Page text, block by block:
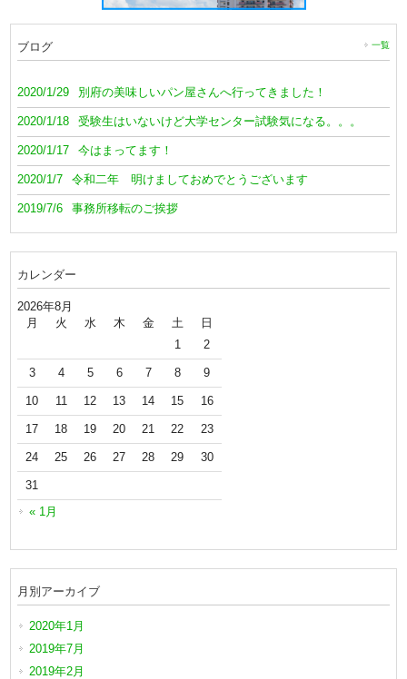
ブログ 一覧
2020/1/29 別府の美味しいパン屋さんへ行ってきました！
2020/1/18 受験生はいないけど大学センター試験気になる。。。
2020/1/17 今はまってます！
2020/1/7 令和二年 明けましておめでとうございます
2019/7/6 事務所移転のご挨拶
カレンダー
2026年8月
月 火 水 木 金 土
日
1
2
3 4 5 6 7 8 9
10 11 12 13 14 15 16
17 18 19 20 21 22 23
24 25 26 27 28 29 30
31
« 1月
月別アーカイブ
2020年1月
2019年7月
2019年2月